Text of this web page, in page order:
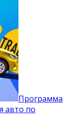
Программа
авто по